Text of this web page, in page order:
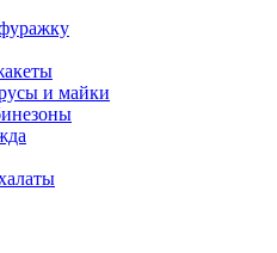
и майки